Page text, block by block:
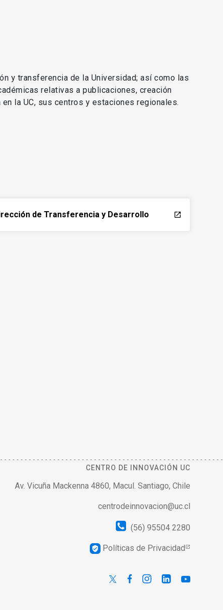
y transferencia de la Universidad; así como las
relativas a publicaciones, creación
la UC, sus centros y estaciones regionales.
de Transferencia y Desarrollo launch
CENTRO DE INNOVACIÓN UC
Av. Vicuña Mackenna 4860, Macul. Santiago, Chile
centrodeinnovacion@uc.cl
(56) 95504 2280
verified_user Políticas de Privacidad